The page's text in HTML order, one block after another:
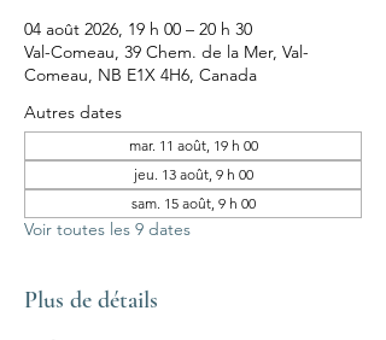
04 août 2026, 19 h 00 – 20 h 30
Val-Comeau, 39 Chem. de la Mer, Val-
Comeau, NB E1X 4H6, Canada
Autres dates
mar. 11 août, 19 h 00
jeu. 13 août, 9 h 00
sam. 15 août, 9 h 00
Voir toutes les 9 dates
Plus de détails